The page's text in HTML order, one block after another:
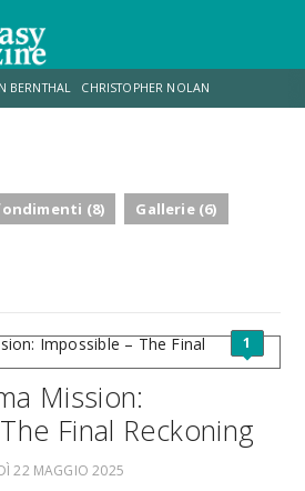
BERNTHAL CHRISTOPHER NOLAN
& GAMES
(8)
Gallerie (6)
1
Mission:
Final Reckoning
22 MAGGIO 2025